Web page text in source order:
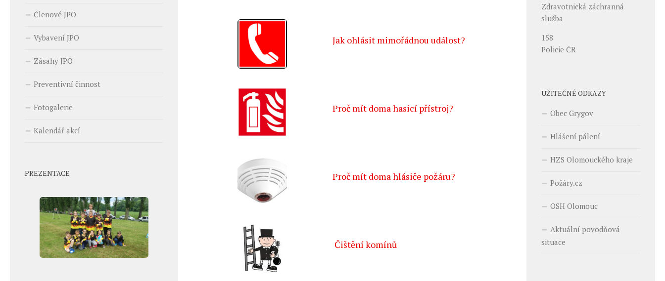
Jak ohlásit mimořádnou událost?
Proč mít doma hasicí přístroj?
Proč mít doma hlásiče požáru?
Čištění komínů
Členové JPO
Vybavení JPO
Zásahy JPO
Preventivní činnost
Fotogalerie
Kalendář akcí
PREZENTACE
Zdravotnická záchranná
služba
158
Policie ČR
UŽITEČNÉ ODKAZY
Obec Grygov
Hlášení pálení
HZS Olomouckého kraje
Požáry.cz
OSH Olomouc
Aktuální povodňová
situace